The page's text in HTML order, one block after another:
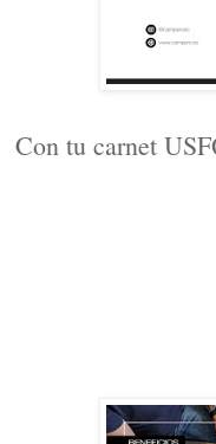
Con tu carnet